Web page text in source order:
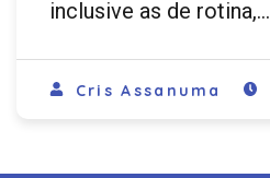
inclusive as de rotina,…
Cris Assanuma